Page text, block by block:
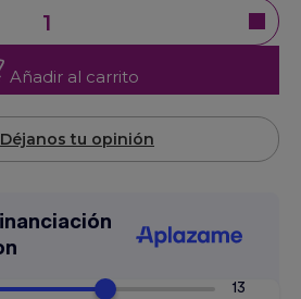
Añadir al carrito
Déjanos tu opinión